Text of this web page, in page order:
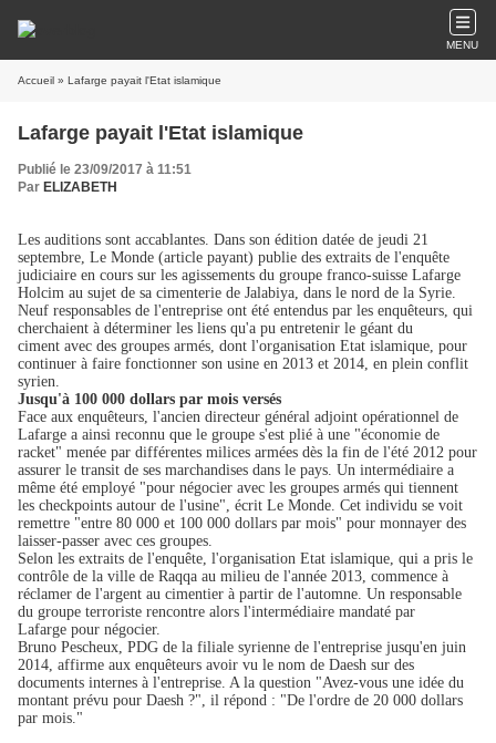
MENU
Accueil » Lafarge payait l'Etat islamique
Lafarge payait l'Etat islamique
Publié le 23/09/2017 à 11:51
Par ELIZABETH
Les auditions sont accablantes. Dans son édition datée de jeudi 21
septembre, Le Monde (article payant) publie des extraits de l'enquête
judiciaire en cours sur les agissements du groupe franco-suisse Lafarge
Holcim au sujet de sa cimenterie de Jalabiya, dans le nord de la Syrie.
Neuf responsables de l'entreprise ont été entendus par les enquêteurs, qui
cherchaient à déterminer les liens qu'a pu entretenir le géant du
ciment avec des groupes armés, dont l'organisation Etat islamique, pour
continuer à faire fonctionner son usine en 2013 et 2014, en plein conflit
syrien.
Jusqu'à 100 000 dollars par mois versés
Face aux enquêteurs, l'ancien directeur général adjoint opérationnel de
Lafarge a ainsi reconnu que le groupe s'est plié à une "économie de
racket" menée par différentes milices armées dès la fin de l'été 2012 pour
assurer le transit de ses marchandises dans le pays. Un intermédiaire a
même été employé "pour négocier avec les groupes armés qui tiennent
les checkpoints autour de l'usine", écrit Le Monde. Cet individu se voit
remettre "entre 80 000 et 100 000 dollars par mois" pour monnayer des
laisser-passer avec ces groupes.
Selon les extraits de l'enquête, l'organisation Etat islamique, qui a pris le
contrôle de la ville de Raqqa au milieu de l'année 2013, commence à
réclamer de l'argent au cimentier à partir de l'automne. Un responsable
du groupe terroriste rencontre alors l'intermédiaire mandaté par
Lafarge pour négocier.
Bruno Pescheux, PDG de la filiale syrienne de l'entreprise jusqu'en juin
2014, affirme aux enquêteurs avoir vu le nom de Daesh sur des
documents internes à l'entreprise. A la question "Avez-vous une idée du
montant prévu pour Daesh ?", il répond : "De l'ordre de 20 000 dollars
par mois."